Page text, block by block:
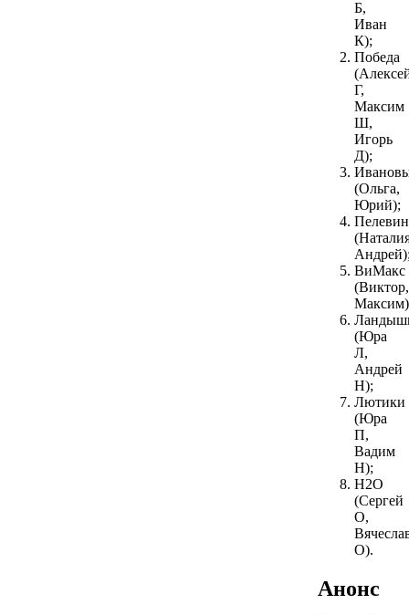
Б,
Иван
К);
Победа
Г,
Максим
Ш,
Игорь
Д);
(Ольга,
Юрий);
ВиМакс
(Виктор,
(Юра
Л,
Андрей
Н);
Лютики
(Юра
П,
Вадим
Н);
Н2О
(Сергей
О,
О).
Анонс